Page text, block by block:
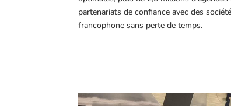
partenariats de confiance avec des
francophone sans perte de temps.